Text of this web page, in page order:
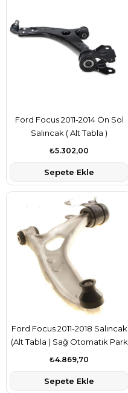
Ford Focus 2011-2014 Ön Sol
Salıncak ( Alt Tabla )
Lemforder Marka
₺5.302,00
Sepete Ekle
Ford Focus 2011-2018 Salıncak
(Alt Tabla ) Sağ Otomatik Park
Sistemli Delphi Marka
₺4.869,70
Sepete Ekle